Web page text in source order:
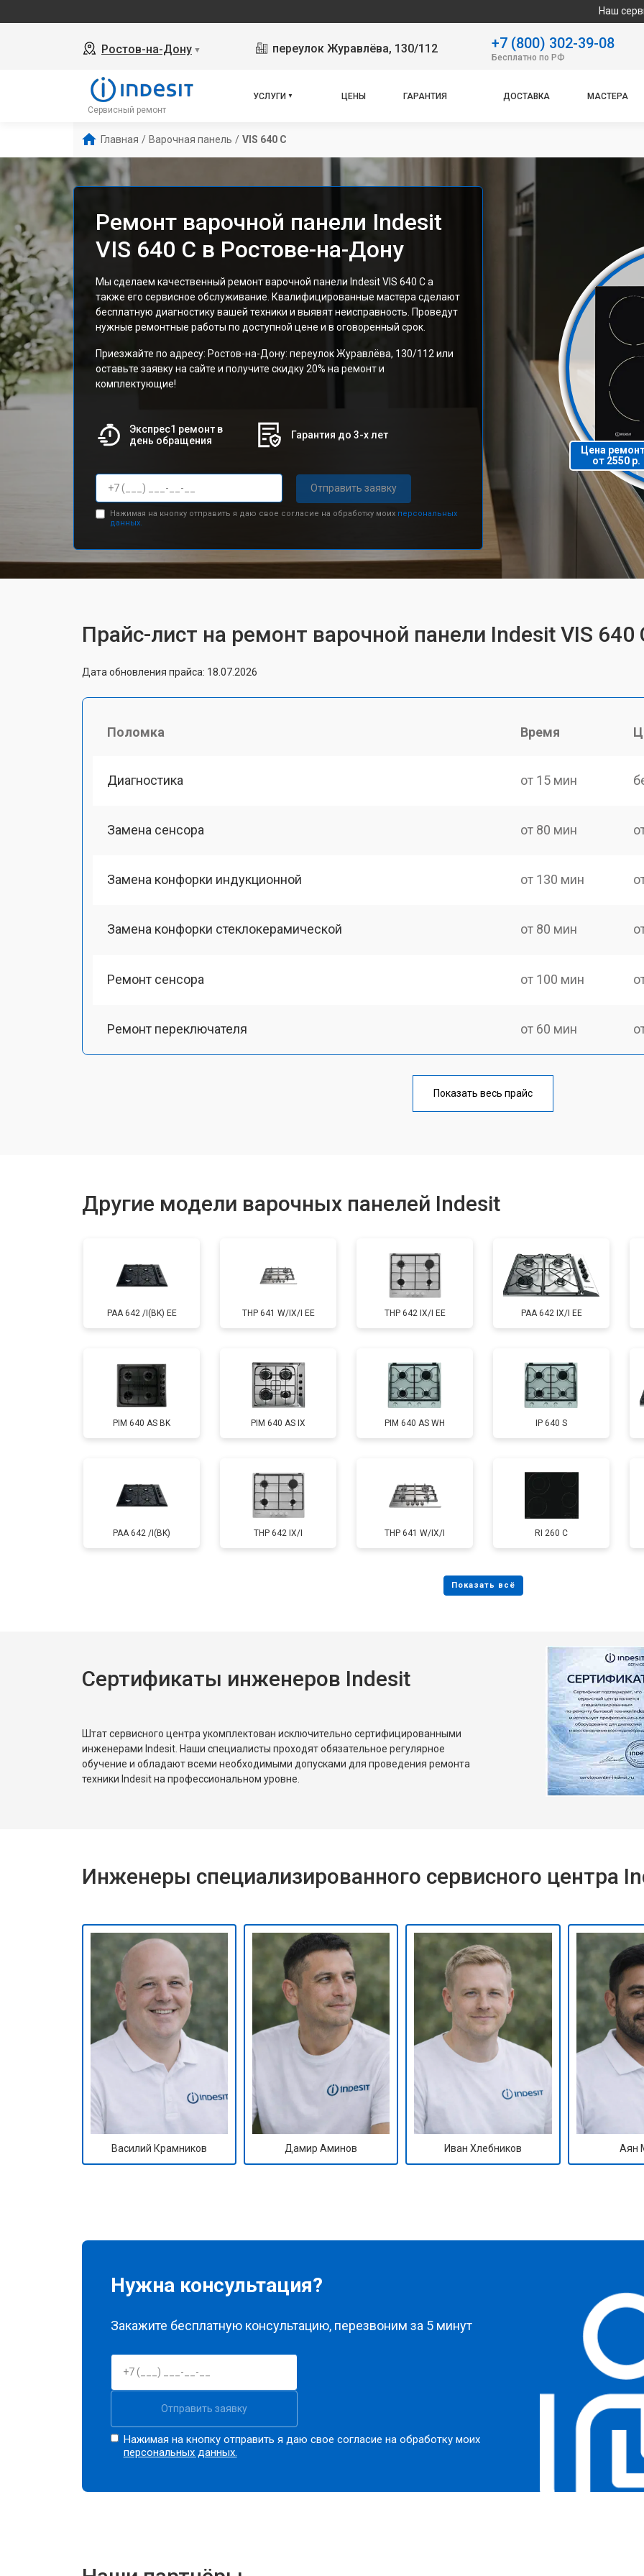
Наш сервисный центр
Ростов-на-Дону ▼ переулок Журавлёва, 130/112 +7 (800) 302-39-08
Бесплатно по РФ
Сервисный ремонт
УСЛУГИ ЦЕНЫ ГАРАНТИЯ ДОСТАВКА МАСТЕРА
Главная / Варочная панель / VIS 640 C
Ремонт варочной панели Indesit
VIS 640 C в Ростове-на-Дону
Мы сделаем качественный ремонт варочной панели Indesit VIS 640 C а
также его сервисное обслуживание. Квалифицированные мастера сделают
бесплатную диагностику вашей техники и выявят неисправность. Проведут
нужные ремонтные работы по доступной цене и в оговоренный срок.
Приезжайте по адресу: Ростов-на-Дону: переулок Журавлёва, 130/112 или
оставьте заявку на сайте и получите скидку 20% на ремонт и
комплектующие!
Экспрес1 ремонт в
день обращения
Гарантия до 3-х лет
Отправить заявку
Нажимая на кнопку отправить я даю свое согласие на обработку моих персональных
данных.
Цена
от 2550 р.
Прайс-лист на ремонт варочной панели Indesit VIS 640
Дата обновления прайса: 18.07.2026
Поломка Время
Диагностика от 15 мин
Замена сенсора от 80 мин
Замена конфорки индукционной от 130 мин
Замена конфорки стеклокерамической от 80 мин
Ремонт сенсора от 100 мин
Ремонт переключателя от 60 мин
от 140 мин
Показать весь прайс
Другие модели варочных панелей Indesit
PAA 642 /I(BK) EE THP 641 W/IX/I EE THP 642 IX/I EE PAA 642 IX/I EE
PIM 640 AS BK PIM 640 AS IX PIM 640 AS WH IP 640 S
PAA 642 /I(BK) THP 642 IX/I THP 641 W/IX/I RI 260 C
Сертификаты инженеров Indesit
Штат сервисного центра укомплектован исключительно сертифицированными
инженерами Indesit. Наши специалисты проходят обязательное регулярное
обучение и обладают всеми необходимыми допусками для проведения ремонта
техники Indesit на профессиональном уровне.
Инженеры специализированного сервисного центра
Василий Крамников Дамир Аминов Иван Хлебников Аян
Нужна консультация?
Закажите бесплатную консультацию, перезвоним за 5 минут
Отправить заявку
Нажимая на кнопку отправить я даю свое согласие на обработку моих
персональных данных.